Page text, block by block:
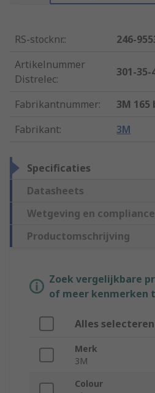
RS-stocknr.:
246-
Artikelnummer
Distrelec:
301-35-
Fabrikantnummer:
3M 165
Fabrikant: 3M
Specificaties
Datasheets
Wetgeving en compliance
Productomschrijving
Zoek vergelijkbare
of meer kenmerken
Alles selecteren
Merk
3M
Colour